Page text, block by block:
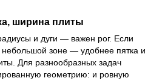
ширина плиты
и дуги — важен рог. Если
небольшой зоне — удобнее пятка и
Для разнообразных задач
геометрию: и ровную